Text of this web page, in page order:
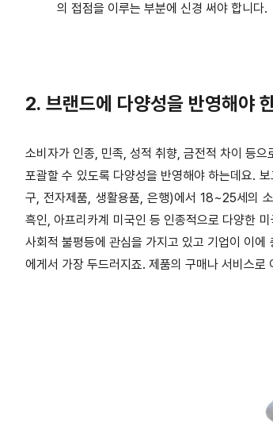
의 접점을 이루는 부분에 신경 써야 합니다.
2. 브랜드에 다양성을 반영해야
소비자가 인종, 민족, 성적 취향, 금전적 차이 등
포괄할 수 있도록 다양성을 반영해야 하는데요.
구, 전자제품, 생활용품, 은행)에서 18~25세의
흑인, 아프리카계 미국인 등 인종적으로 다양한
사회적 불평등에 관심을 가지고 있고 기업이 이
에게서 가장 두드러지죠. 제품의 구매나 서비스로